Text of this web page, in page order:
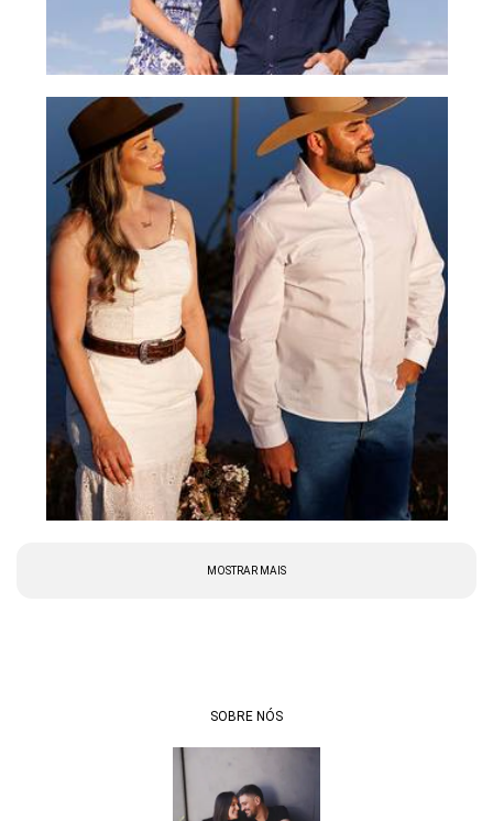
MOSTRAR MAIS
SOBRE NÓS